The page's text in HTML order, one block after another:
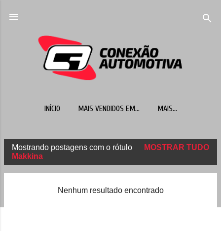
INÍCIO MAIS VENDIDOS EM... MAIS…
o
Mostrando postagens com o rótulo
Makkina
MOSTRAR TUDO
Nenhum resultado encontrado